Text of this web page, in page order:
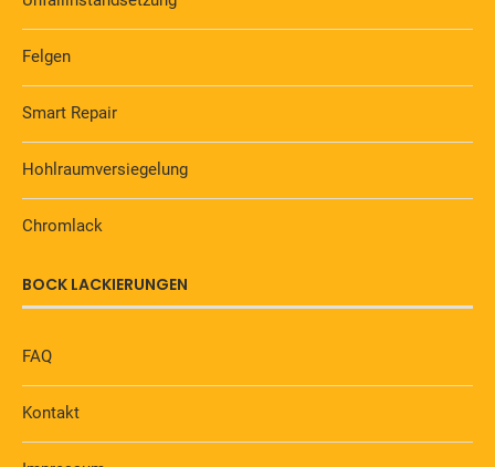
Felgen
Smart Repair
Hohlraumversiegelung
Chromlack
BOCK LACKIERUNGEN
FAQ
Kontakt